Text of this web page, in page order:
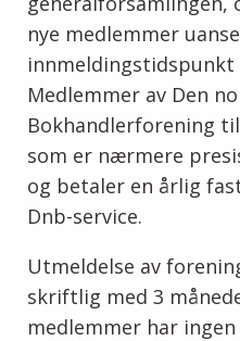
nye medlemmer
Medlemmer av Den
Bokhandlerforening
som er nærmere
og betaler en årlig
Dnb-service.
Utmeldelse av
skriftlig med 3
medlemmer har